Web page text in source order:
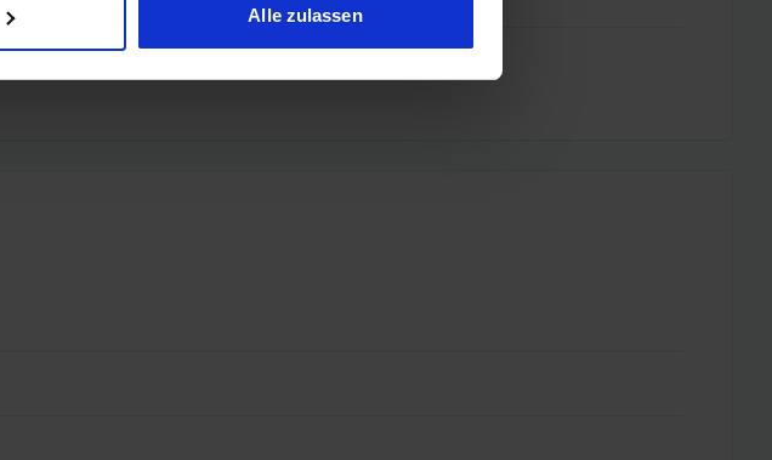
und legen Sie Ihre Präferenzen im
haben oder die sie im Rahmen Ihrer Nutzung
Alle zulassen